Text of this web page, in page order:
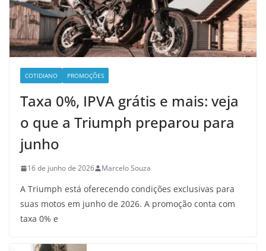
COTIDIANO PROMOÇÕES
Taxa 0%, IPVA grátis e mais: veja
o que a Triumph preparou para
junho
16 de junho de 2026 Marcelo Souza
A Triumph está oferecendo condições exclusivas para
suas motos em junho de 2026. A promoção conta com
taxa 0% e